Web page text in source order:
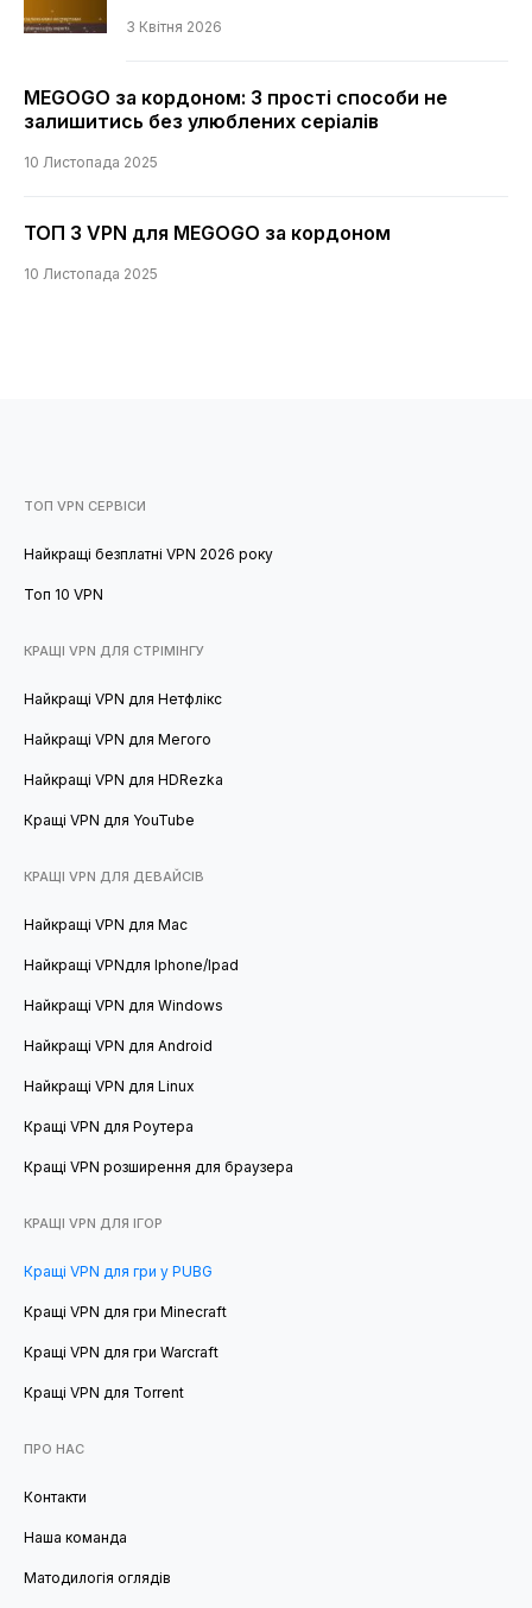
3 Квітня 2026
MEGOGO за кордоном: 3 прості способи не
залишитись без улюблених серіалів
10 Листопада 2025
ТОП 3 VPN для MEGOGO за кордоном
10 Листопада 2025
ТОП VPN СЕРВІСИ
Найкращі безплатні VPN 2026 року
Топ 10 VPN
КРАЩІ VPN ДЛЯ СТРІМІНГУ
Найкращі VPN для Нетфлікс
Найкращі VPN для Мегого
Найкращі VPN для HDRezka
Кращі VPN для YouTube
КРАЩІ VPN ДЛЯ ДЕВАЙСІВ
Найкращі VPN для Mac
Найкращі VPNдля Iphone/Ipad
Найкращі VPN для Windows
Найкращі VPN для Android
Найкращі VPN для Linux
Кращі VPN для Роутера
Кращі VPN розширення для браузера
КРАЩІ VPN ДЛЯ ІГОР
Кращі VPN для гри у PUBG
Кращі VPN для гри Minecraft
Кращі VPN для гри Warcraft
Кращі VPN для Torrent
ПРО НАС
Контакти
Наша команда
Матодилогія оглядів